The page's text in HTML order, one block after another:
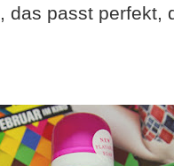
, das passt perfekt,